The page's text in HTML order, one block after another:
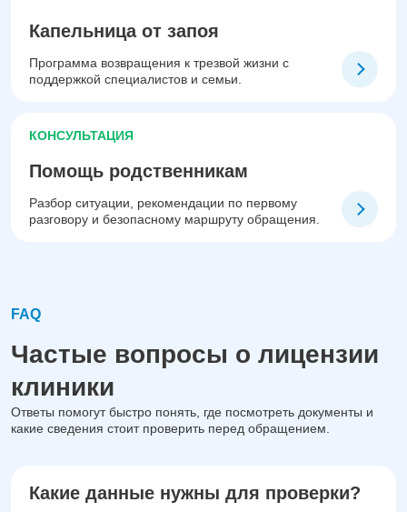
Капельница от запоя
Программа возвращения к трезвой жизни с
поддержкой специалистов и семьи.
КОНСУЛЬТАЦИЯ
Помощь родственникам
Разбор ситуации, рекомендации по первому
разговору и безопасному маршруту обращения.
FAQ
Частые вопросы о лицензии
клиники
Ответы помогут быстро понять, где посмотреть документы и
какие сведения стоит проверить перед обращением.
Какие данные нужны для проверки?